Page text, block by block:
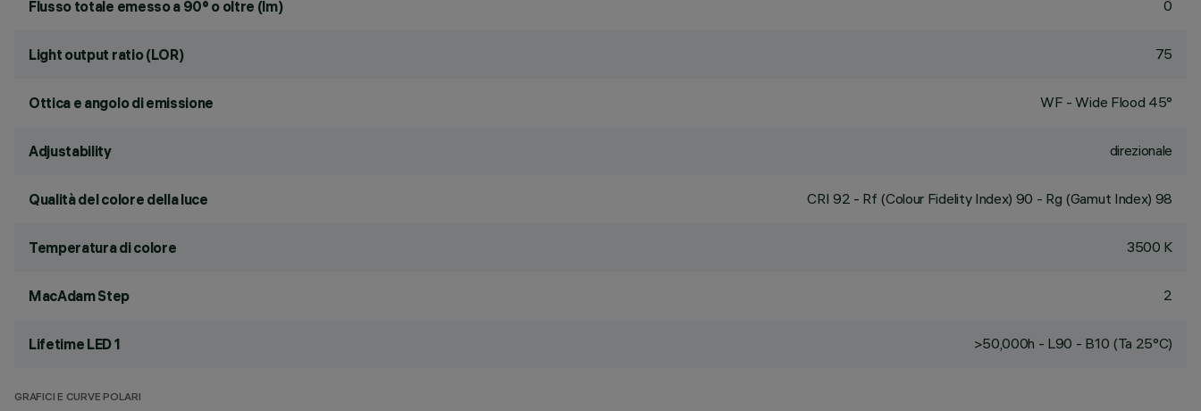
Flusso totale emesso a 90° o oltre (lm) 0
Light output ratio (LOR) 75
Ottica e angolo di emissione WF - Wide Flood 45°
Adjustability direzionale
Qualità del colore della luce CRI 92 - Rf (Colour Fidelity Index) 90 - Rg (Gamut Index) 98
Temperatura di colore 3500 K
MacAdam Step 2
Lifetime LED 1 >50,000h - L90 - B10 (Ta 25°C)
GRAFICI E CURVE POLARI